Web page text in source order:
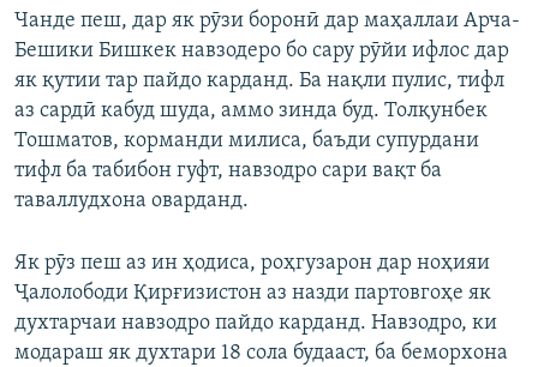
Чанде пеш, дар як рӯзи боронӣ дар маҳаллаи Арча-
Бешики Бишкек навзодеро бо сару рӯйи ифлос дар
як қутии тар пайдо карданд. Ба нақли пулис, тифл
аз сардӣ кабуд шуда, аммо зинда буд. Толқунбек
Тошматов, корманди милиса, баъди супурдани
тифл ба табибон гуфт, навзодро сари вақт ба
таваллудхона оварданд.
Як рӯз пеш аз ин ҳодиса, роҳгузарон дар ноҳияи
Ҷалолободи Қирғизистон аз назди партовгоҳе як
духтарчаи навзодро пайдо карданд. Навзодро, ки
модараш як духтари 18 сола будааст, ба беморхона